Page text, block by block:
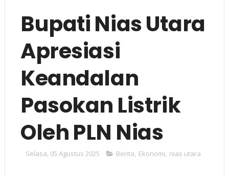
Bupati Nias Utara
Apresiasi
Keandalan
Pasokan Listrik
Oleh PLN Nias
Selasa, 05 Agustus 2025 Berita, Ekonomi, nias utara